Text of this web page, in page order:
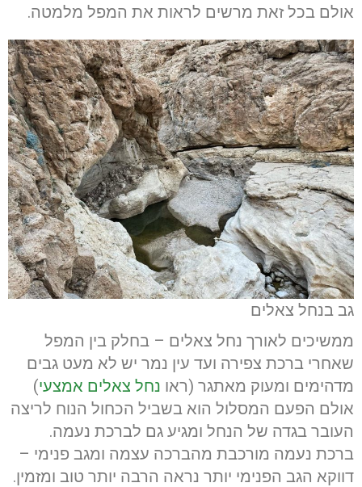
אולם בכל זאת מרשים לראות את המפל מלמטה.
גב בנחל צאלים
ממשיכים לאורך נחל צאלים – בחלק בין המפל
שאחרי ברכת צפירה ועד עין נמר יש לא מעט גבים
מדהימים ומעוק מאתגר (ראו נחל צאלים אמצעי)
אולם הפעם המסלול הוא בשביל הכחול הנוח לריצה
העובר בגדה של הנחל ומגיע גם לברכת נעמה.
ברכת נעמה מורכבת מהברכה עצמה ומגב פנימי –
דווקא הגב הפנימי יותר נראה הרבה יותר טוב ומזמין.